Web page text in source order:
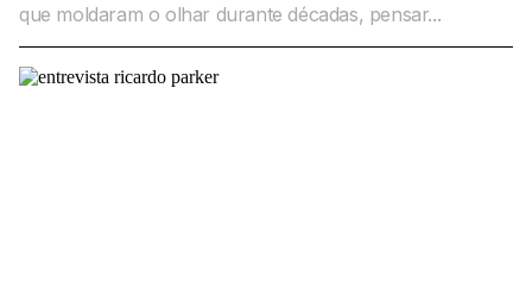
que moldaram o olhar durante décadas, pensar...